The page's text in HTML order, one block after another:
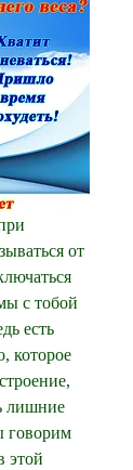
от
с тобой
есть
которое
лишние
говорим
этой